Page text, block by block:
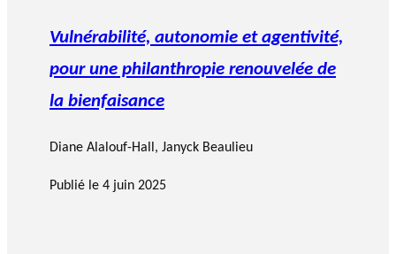
Vulnérabilité, autonomie et agentivité,
pour une philanthropie renouvelée de
la bienfaisance
Diane Alalouf-Hall , Janyck Beaulieu
Publié le 4 juin 2025